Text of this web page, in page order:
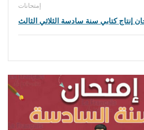
إمتحانات
إنتاج كتابي سنة سادسة الثلاثي الثالث